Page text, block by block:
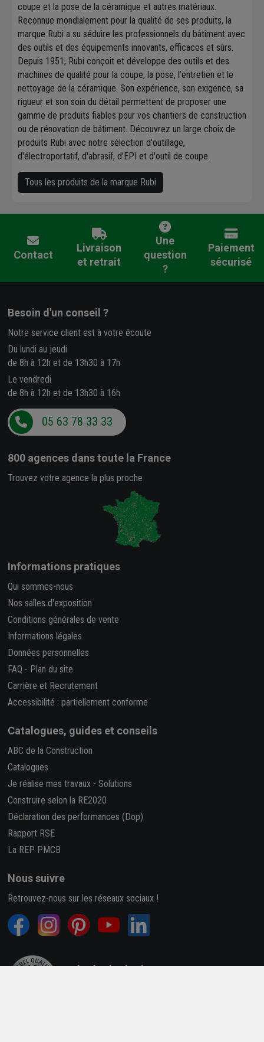
coupe et la pose de la céramique et autres matériaux.
Reconnue mondialement pour la qualité de ses produits, la
marque Rubi a su séduire les professionnels du bâtiment avec
des outils et des équipements innovants, efficaces et sûrs.
Depuis 1951, Rubi conçoit et développe des outils et des
machines de qualité pour la coupe, la pose, l’entretien et le
nettoyage de la céramique. Son expérience, son exigence, sa
rigueur et son soin du détail permettent de proposer une
gamme de produits fiables pour vos chantiers de construction
ou de rénovation de bâtiment. Découvrez un large choix de
produits Rubi avec notre sélection d'outillage,
d'électroportatif, d'abrasif, d'EPI et d'outil de coupe.
Tous les produits de la marque Rubi
Contact
Livraison
et retrait
Une
question
?
Paiement
sécurisé
Besoin d'un conseil ?
Notre service client est à votre écoute
Du lundi au jeudi
de 8h à 12h et de 13h30 à 17h
Le vendredi
de 8h à 12h et de 13h30 à 16h
05 63 78 33 33
800 agences dans toute la France
Trouvez votre agence la plus proche
Informations pratiques
Qui sommes-nous
Nos salles d'exposition
Conditions générales de vente
Informations légales
Données personnelles
FAQ - Plan du site
Carrière et Recrutement
Accessibilité : partiellement conforme
Catalogues, guides et conseils
ABC de la Construction
Catalogues
Je réalise mes travaux - Solutions
Construire selon la RE2020
Déclaration des performances (Dop)
Rapport RSE
La REP PMCB
Nous suivre
Retrouvez-nous sur les réseaux sociaux !